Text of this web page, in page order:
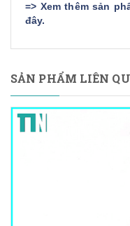
=> Xem thêm sản
đây.
SẢN PHẨM LIÊN